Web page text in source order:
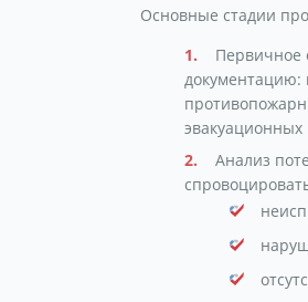
Основные стадии
Первичное
эвакуационных
Анализ